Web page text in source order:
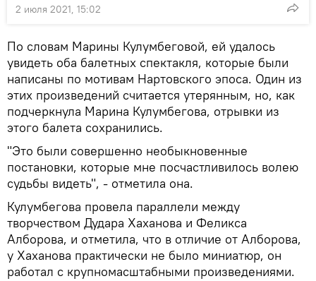
2 июля 2021, 15:02
По словам Марины Кулумбеговой, ей удалось
увидеть оба балетных спектакля, которые были
написаны по мотивам Нартовского эпоса. Один из
этих произведений считается утерянным, но, как
подчеркнула Марина Кулумбегова, отрывки из
этого балета сохранились.
"Это были совершенно необыкновенные
постановки, которые мне посчастливилось волею
судьбы видеть", - отметила она.
Кулумбегова провела параллели между
творчеством Дудара Хаханова и Феликса
Алборова, и отметила, что в отличие от Алборова,
у Хаханова практически не было миниатюр, он
работал с крупномасштабными произведениями.